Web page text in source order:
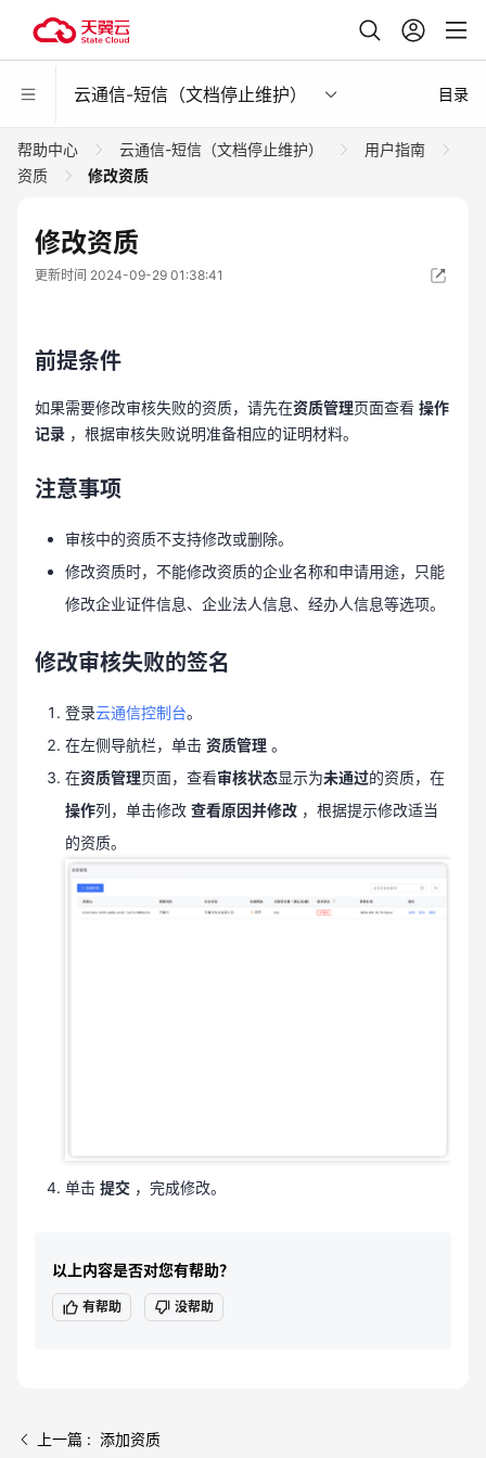
云通信-短信（文档停止维护） 目录
帮助中心 云通信-短信（文档停止维护）
用户指南
资质
修改资质
修改资质
更新时间 2024-09-29 01:38:41
前提条件
如果需要修改审核失败的资质，请先在资质管理页面查看 操作
记录 ，根据审核失败说明准备相应的证明材料。
注意事项
审核中的资质不支持修改或删除。
修改资质时，不能修改资质的企业名称和申请用途，只能
修改企业证件信息、企业法人信息、经办人信息等选项。
修改审核失败的签名
登录云通信控制台。
在左侧导航栏，单击 资质管理 。
在资质管理页面，查看审核状态显示为未通过的资质，在
操作列，单击修改 查看原因并修改 ，根据提示修改适当
的资质。
单击 提交 ，完成修改。
以上内容是否对您有帮助？
有帮助 没帮助
上一篇 : 添加资质